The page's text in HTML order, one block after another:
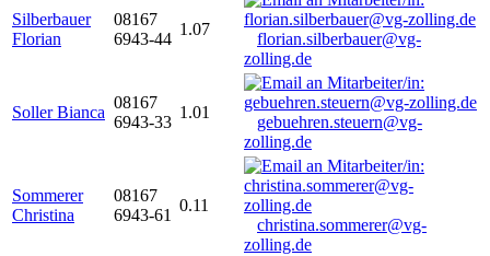
Silberbauer
Florian
08167
6943-44
1.07
florian.silberbauer@vg-
zolling.de
Soller Bianca
08167
6943-33
1.01
gebuehren.steuern@vg-
zolling.de
Sommerer
Christina
08167
6943-61
0.11
christina.sommerer@vg-
zolling.de